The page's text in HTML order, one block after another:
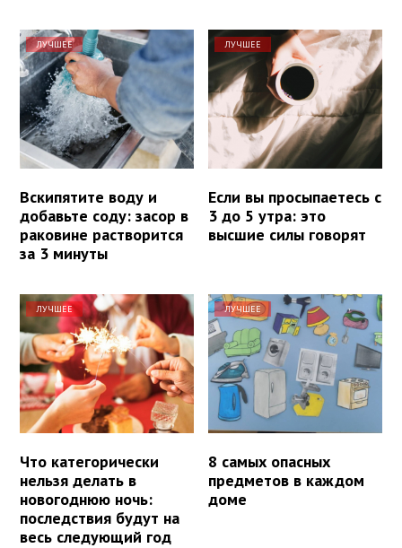
ЛУЧШЕЕ
Вскипятите воду и
добавьте соду: засор в
раковине растворится
за 3 минуты
ЛУЧШЕЕ
Если вы просыпаетесь с
3 до 5 утра: это
высшие силы говорят
ЛУЧШЕЕ
Что категорически
нельзя делать в
новогоднюю ночь:
последствия будут на
весь следующий год
ЛУЧШЕЕ
8 самых опасных
предметов в каждом
доме